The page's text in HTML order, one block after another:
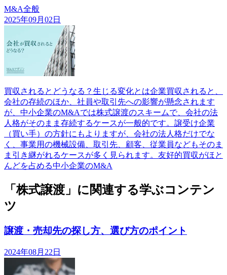
M&A全般
2025年09月02日
買収されるとどうなる？生じる変化とは企業買収されると、
会社の存続のほか、社員や取引先への影響が懸念されます
が、中小企業のM&Aでは株式譲渡のスキームで、会社の法
人格がそのまま存続するケースが一般的です。譲受け企業
（買い手）の方針にもよりますが、会社の法人格だけでな
く、事業用の機械設備、取引先、顧客、従業員などもそのま
ま引き継がれるケースが多く見られます。友好的買収がほと
んどを占める中小企業のM&A
「株式譲渡」に関連する学ぶコンテン
ツ
譲渡・売却先の探し方、選び方のポイント
2024年08月22日